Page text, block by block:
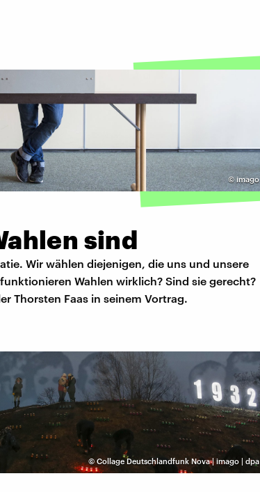
©imago
sind
Wir wählen diejenigen, die uns und unsere
Wahlen wirklich? Sind sie gerecht?
Thorsten Faas in seinem Vortrag.
©Collage Deutschlandfunk Nova | imago | dpa